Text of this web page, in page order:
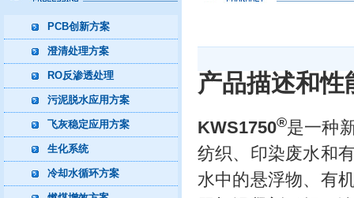
PCB创新方案
澄清处理方案
RO反渗透处理
污泥脱水应用方案
飞灰稳定应用方案
生化系统
冷却水循环方案
产品描述和性
KWS1750®是一种
纺织、印染废水和
水中的悬浮物、有